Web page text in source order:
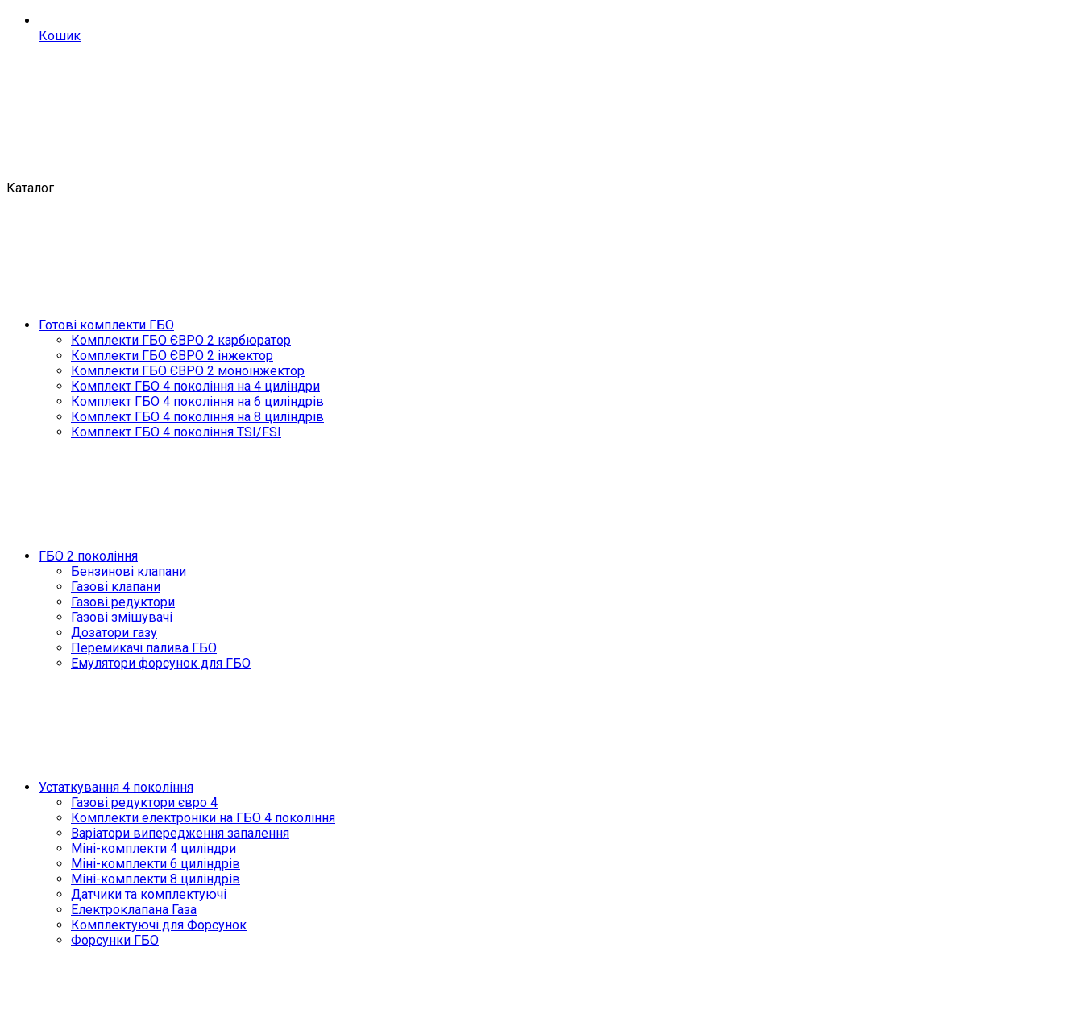
Кошик
Каталог
Готові комплекти ГБО
Комплекти ГБО ЄВРО 2 карбюратор
Комплекти ГБО ЄВРО 2 інжектор
Комплекти ГБО ЄВРО 2 моноінжектор
Комплект ГБО 4 покоління на 4 циліндри
Комплект ГБО 4 покоління на 6 циліндрів
Комплект ГБО 4 покоління на 8 циліндрів
Комплект ГБО 4 покоління TSI/FSI
ГБО 2 покоління
Бензинові клапани
Газові клапани
Газові редуктори
Газові змішувачі
Дозатори газу
Перемикачі палива ГБО
Емулятори форсунок для ГБО
Устаткування 4 покоління
Газові редуктори євро 4
Комплекти електроніки на ГБО 4 покоління
Варіатори випередження запалення
Міні-комплекти 4 циліндри
Міні-комплекти 6 циліндрів
Міні-комплекти 8 циліндрів
Датчики та комплектуючі
Електроклапана Газа
Комплектуючі для Форсунок
Форсунки ГБО